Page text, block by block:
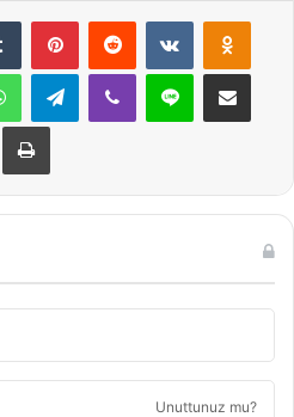
Tumblr PinterestReddit VKontakte
WhatsAppTelegramViber Line E-Posta ile
Yazdır
Unuttunuz mu?